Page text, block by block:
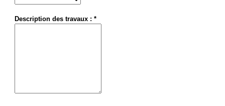
Description des travaux : *